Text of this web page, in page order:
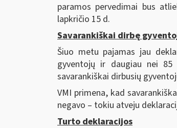
paramos pervedimai bus
lapkričio 15 d.
Savarankiškai dirbę
Šiuo metu pajamas jau
gyventojų ir daugiau nei
savarankiškai dirbusių
VMI primena, kad
negavo – tokiu atveju
Turto deklaracijos